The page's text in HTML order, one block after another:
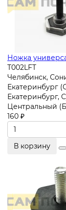
Ножка
T002LFT
Челябинск,
Екатеринбург
Екатеринбург,
Центральный
160 ₽
В корзину